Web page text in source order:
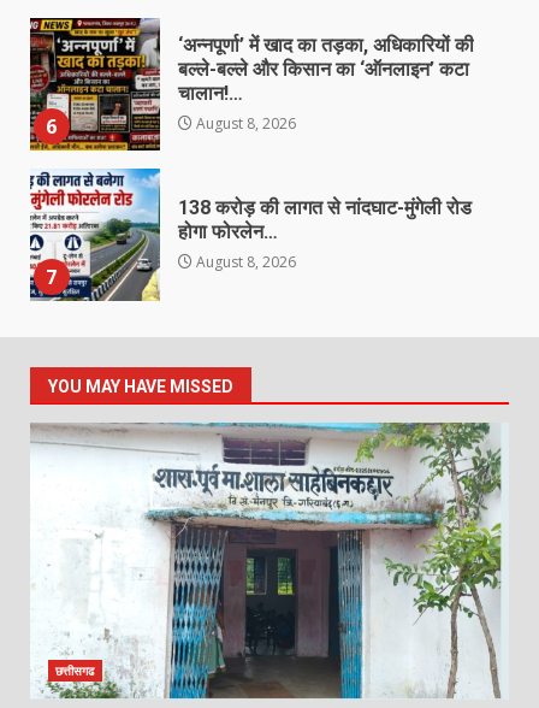
6
‘अन्नपूर्णा’ में खाद का तड़का, अधिकारियों की
बल्ले-बल्ले और किसान का ‘ऑनलाइन’ कटा
चालान!…
August 8, 2026
7
138 करोड़ की लागत से नांदघाट-मुंगेली रोड
होगा फोरलेन…
August 8, 2026
1
में पढ़ने को मजबूर 77 बच्चे
2
छाल पुलिस की बड़ी सफलता : SECL
धरमखदान में ट्रांसफार्मर पार्ट्स व केबल
चोरी का 24 घंटे में खुलासा, 6 आरोपी
गिरफ्तार, ₹3 लाख का मशरूका बरामद
August 8, 2026
घायल व्यक्ति को डायल-112 की त्वरित
सहायता से समय पर अस्पताल पहुंचाकर
बचाई जान…
YOU MAY HAVE MISSED
छत्तीसगढ